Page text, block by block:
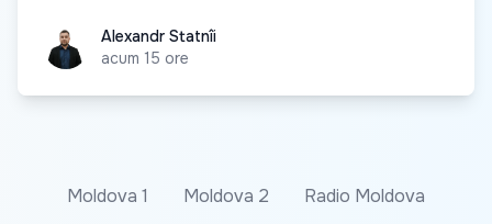
Alexandr Statnîi
Alexandr Statnîi
acum 15 ore
Moldova 1 Moldova 2
Radio Moldova